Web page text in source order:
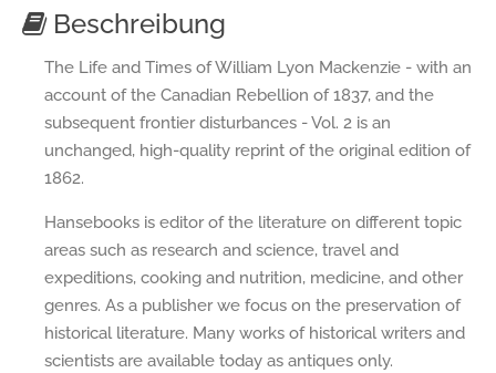
Beschreibung
The Life and Times of William Lyon Mackenzie - with an
account of the Canadian Rebellion of 1837, and the
subsequent frontier disturbances - Vol. 2 is an
unchanged, high-quality reprint of the original edition of
1862.
Hansebooks is editor of the literature on different topic
areas such as research and science, travel and
expeditions, cooking and nutrition, medicine, and other
genres. As a publisher we focus on the preservation of
historical literature. Many works of historical writers and
scientists are available today as antiques only.